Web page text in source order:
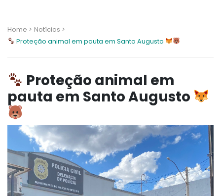
Home > Notícias >
Proteção animal em pauta em Santo Augusto
Proteção animal em
pauta em Santo Augusto